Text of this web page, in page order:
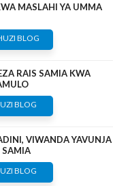
MASLAHI YA UMMA
BLOG
RAIS SAMIA KWA
BLOG
VIWANDA YAVUNJA
SAMIA
BLOG